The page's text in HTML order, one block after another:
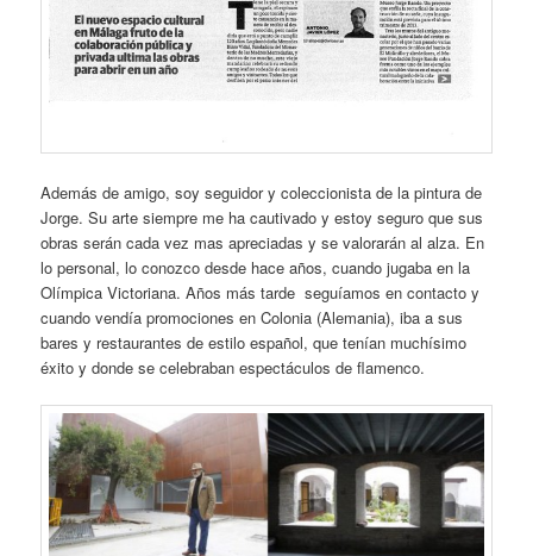
Además de amigo, soy seguidor y coleccionista de la pintura de
Jorge. Su arte siempre me ha cautivado y estoy seguro que sus
obras serán cada vez mas apreciadas y se valorarán al alza. En
lo personal, lo conozco desde hace años, cuando jugaba en la
Olímpica Victoriana. Años más tarde seguíamos en contacto y
cuando vendía promociones en Colonia (Alemania), iba a sus
bares y restaurantes de estilo español, que tenían muchísimo
éxito y donde se celebraban espectáculos de flamenco.